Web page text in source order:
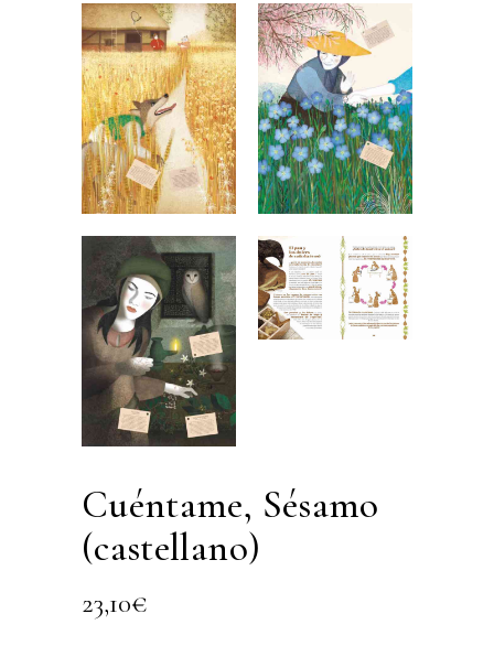
Cuéntame, Sésamo
(castellano)
23,10€